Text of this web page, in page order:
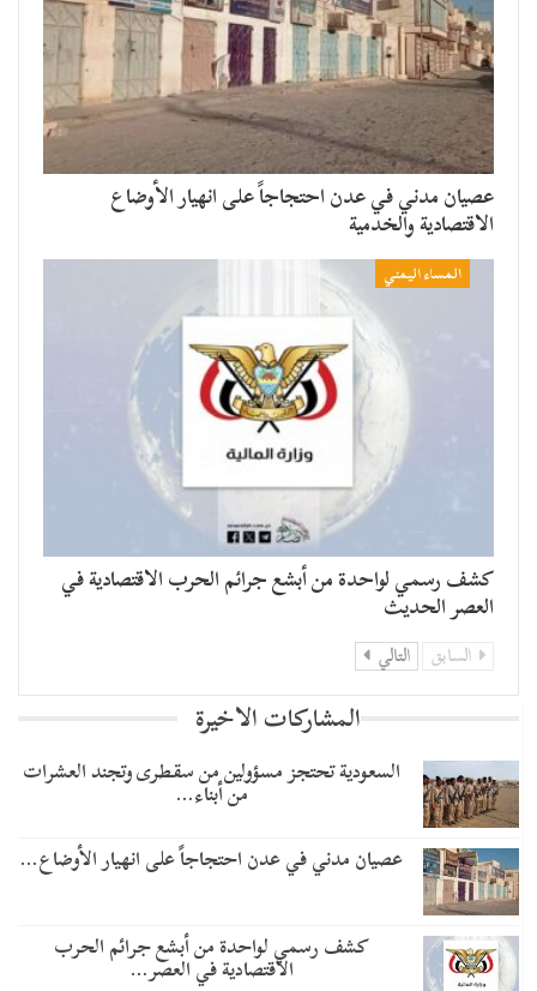
عصيان مدني في عدن احتجاجاً على انهيار الأوضاع
الاقتصادية والخدمية
المساء اليمني
كشف رسمي لواحدة من أبشع جرائم الحرب الاقتصادية في
العصر الحديث
السابق التالي
المشاركات الاخيرة
السعودية تحتجز مسؤولين من سقطرى وتجند العشرات
من أبناء…
عصيان مدني في عدن احتجاجاً على انهيار الأوضاع…
كشف رسمي لواحدة من أبشع جرائم الحرب
الاقتصادية في العصر…